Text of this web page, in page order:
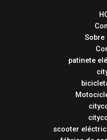
patinete
scooter